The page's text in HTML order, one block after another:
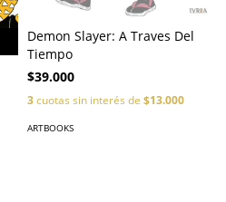
Demon Slayer: A Traves Del
Tiempo
$39.000
3cuotas sin interés de $13.000
ARTBOOKS